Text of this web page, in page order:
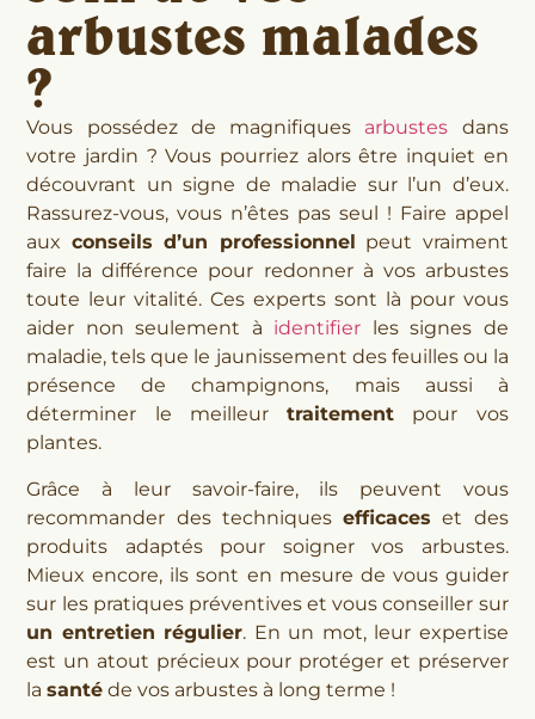
arbustes malades
?
Vous possédez de magnifiques arbustes dans
votre jardin ? Vous pourriez alors être inquiet en
découvrant un signe de maladie sur l’un d’eux.
Rassurez-vous, vous n’êtes pas seul ! Faire appel
aux conseils d’un professionnel peut vraiment
faire la différence pour redonner à vos arbustes
toute leur vitalité. Ces experts sont là pour vous
aider non seulement à identifier les signes de
maladie, tels que le jaunissement des feuilles ou la
présence de champignons, mais aussi à
déterminer le meilleurtraitement pour vos
plantes.
Grâce à leur savoir-faire, ils peuvent vous
recommander des techniquesefficaces et des
produits adaptés pour soigner vos arbustes.
Mieux encore, ils sont en mesure de vous guider
sur les pratiques préventives et vous conseiller sur
un entretien régulier. En un mot, leur expertise
est un atout précieux pour protéger et préserver
lasanté de vos arbustes à long terme !